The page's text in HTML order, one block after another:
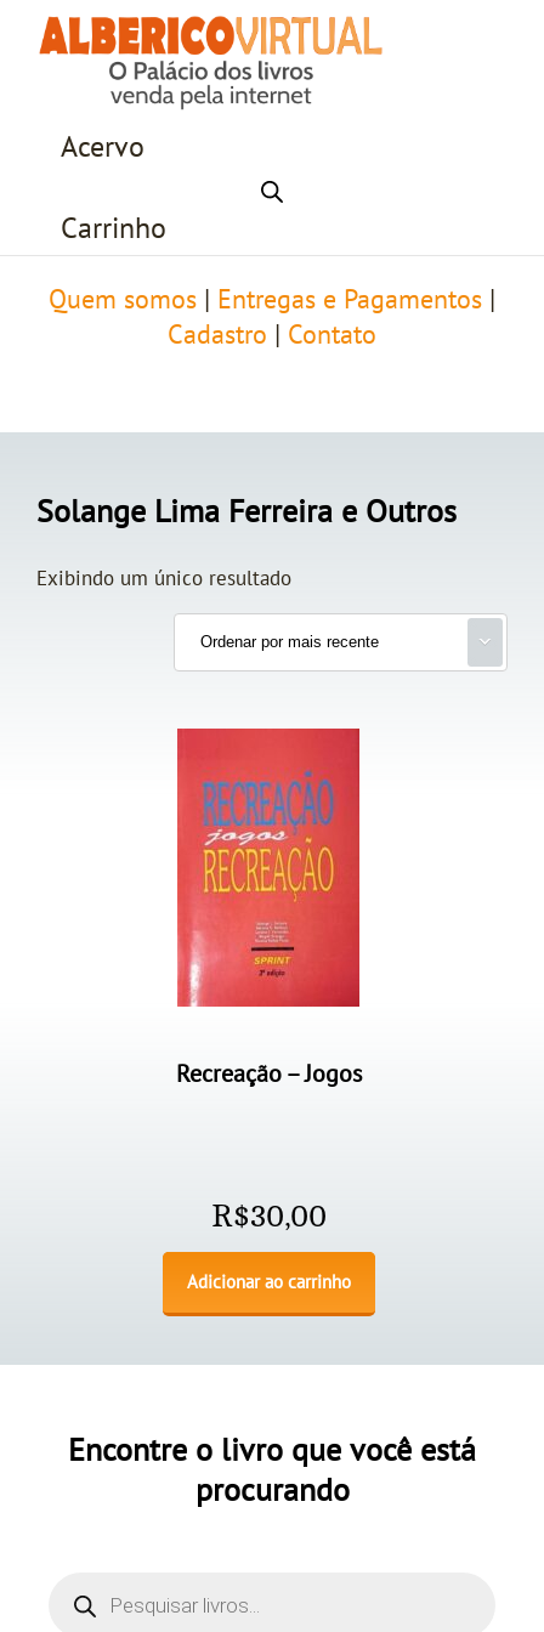
Acervo
Carrinho
Quem somos Entregas e Pagamentos
Cadastro
Contato
Solange Lima Ferreira e Outros
Exibindo um único resultado
Recreação – Jogos
R$30,00
Adicionar ao carrinho
Encontre o livro que você está
procurando